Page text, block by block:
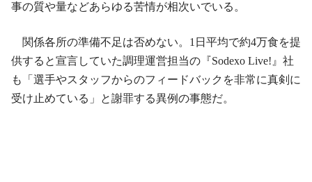
事の質や量などあらゆる苦情が相次いでいる。
関係各所の準備不足は否めない。1日平均で約4万食を提
供すると宣言していた調理運営担当の『Sodexo Live!』社
も「選手やスタッフからのフィードバックを非常に真剣に
受け止めている」と謝罪する異例の事態だ。